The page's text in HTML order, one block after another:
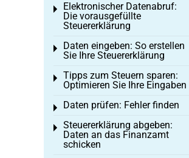
Elektronischer Datenabruf:
Die vorausgefüllte
Steuererklärung
Toggle menu
Daten eingeben: So erstellen
Sie Ihre Steuererklärung
Toggle menu
Tipps zum Steuern sparen:
Optimieren Sie Ihre Eingaben
Toggle menu
Daten prüfen: Fehler finden
Toggle menu
Steuererklärung abgeben:
Daten an das Finanzamt
schicken
Toggle menu